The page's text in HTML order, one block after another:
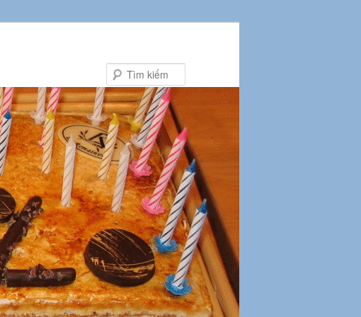
kiếm